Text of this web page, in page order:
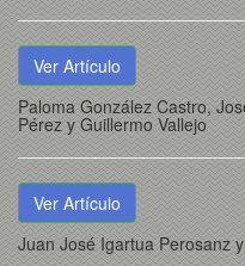
Ver Artículo
Paloma González Castro,
Pérez y Guillermo Vallejo
Ver Artículo
Juan José Igartua Perosanz